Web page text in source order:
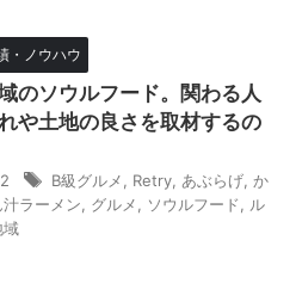
・ノウハウ
のソウルフード。関わる人
や土地の良さを取材するの
B級グルメ Retry あぶらげ か
汁ラーメン グルメ ソウルフード
ル